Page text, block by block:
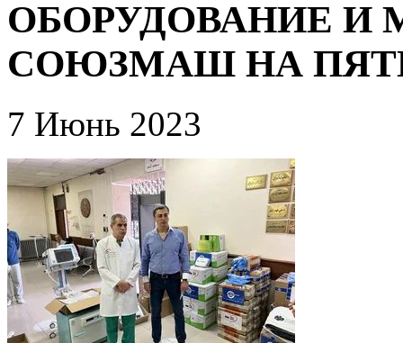
ОБОРУДОВАНИЕ
СОЮЗМАШ НА
7 Июнь 2023